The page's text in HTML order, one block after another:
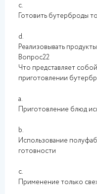
c.
Готовить бутерброды
d.
Реализовывать
Вопрос22
Что представляет
приготовлении
a.
Приготовление блюд
b.
Использование
готовности
c.
Применение только